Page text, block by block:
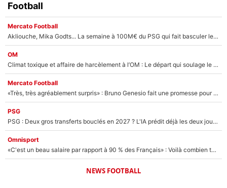
Football
Mercato Football
Akliouche, Mika Godts... La semaine à 100M€ du PSG qui fait basculer le mercato du PSG !
OM
Climat toxique et affaire de harcèlement à l’OM : Le départ qui soulage le vestiaire de Bruno Genesio
Mercato Football
«Très, très agréablement surpris» : Bruno Genesio fait une promesse pour la suite du mercato de l’OM et rassure les supporters
PSG
PSG : Deux gros transferts bouclés en 2027 ? L'IA prédit déjà les deux joueurs qui pourraient rejoindre Luis Enrique !
Omnisport
«C'est un beau salaire par rapport à 90 % des Français» : Voilà combien touchait Nelson Monfort sur France Télévisions avant de rejoindre CNews
NEWS FOOTBALL